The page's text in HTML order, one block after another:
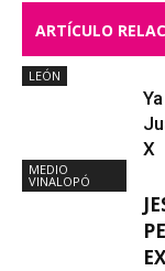
ARTÍCULO
LEÓN
X
MEDIO
VINALOPÓ